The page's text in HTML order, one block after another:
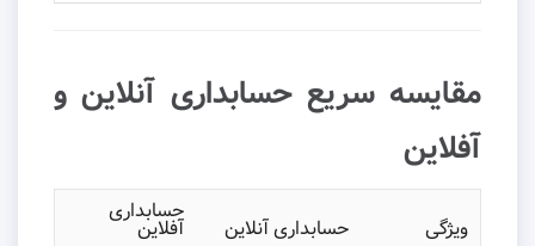
مقایسه سریع حسابداری آنلاین و
آفلاین
ویژگی حسابداری آنلاین
حسابداری
آفلاین